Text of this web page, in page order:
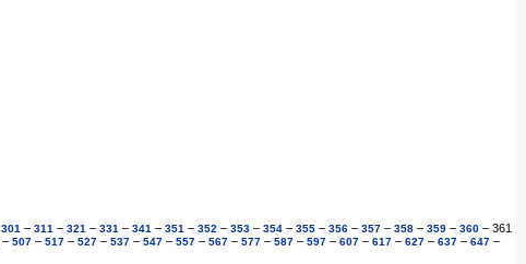
301 – 311 – 321 – 331 – 341 – 351 – 352 – 353– 354– 355– 356– 357– 358– 359– 360– 361
– 507 – 517 – 527 – 537 – 547 – 557 – 567 – 577 – 587 – 597 – 607 – 617 – 627 – 637 – 647 –